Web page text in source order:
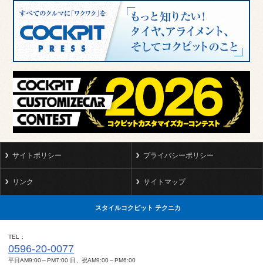
サイトポリシー プライバシーポリシー
リンク サイトマップ
スタイルコクピット テクニカ
TEL
0596-20-0077
平日AM9:00～PM7:00 日、祝AM9:00～PM6:00